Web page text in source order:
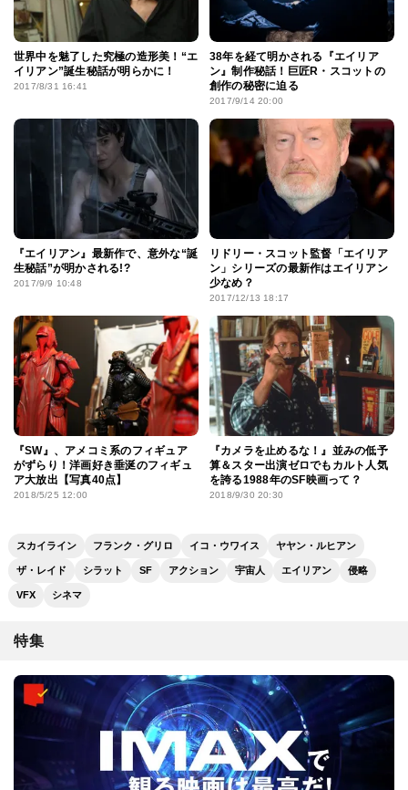
世界中を魅了した究極の造形美！“エ
イリアン”誕生秘話が明らかに！
2017/8/31 16:41
38年を経て明かされる『エイリア
ン』制作秘話！巨匠R・スコットの
創作の秘密に迫る
2017/9/14 20:00
『エイリアン』最新作で、意外な“誕
生秘話”が明かされる!?
2017/9/9 10:48
リドリー・スコット監督「エイリア
ン」シリーズの最新作はエイリアン
少なめ？
2017/12/13 18:17
『SW』、アメコミ系のフィギュア
がずらり！洋画好き垂涎のフィギュ
ア大放出【写真40点】
2018/5/25 12:00
『カメラを止めるな！』並みの低予
算＆スター出演ゼロでもカルト人気
を誇る1988年のSF映画って？
2018/9/30 20:30
スカイライン フランク・グリロ イコ・ウワイス ヤヤン・ルヒアン
ザ・レイド シラット SF アクション 宇宙人 エイリアン 侵略
VFX シネマ
特集